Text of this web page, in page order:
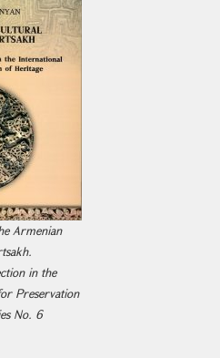
Armenian
in the
Preservation
No. 6